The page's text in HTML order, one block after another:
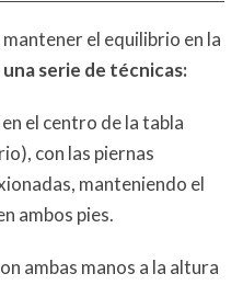
el equilibrio en la
serie de técnicas:
el centro de la tabla
con las piernas
manteniendo el
ambos pies.
ambas manos a la altura